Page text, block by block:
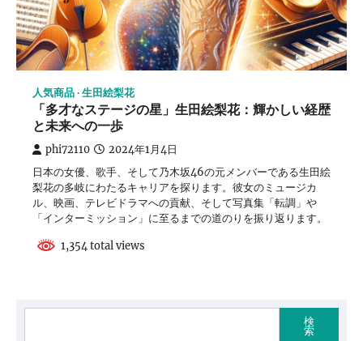
人気商品 生田絵梨花
「多才なステージの星」生田絵梨花：輝かしい経歴
と未来への一歩
phi72110 2024年1月4日
日本の女優、歌手、そして乃木坂46の元メンバーである生田絵
梨花の多岐にわたるキャリアを探ります。彼女のミュージカ
ル、映画、テレビドラマへの貢献、そして写真集「転調」や
「インターミッション」に至るまでの道のりを振り返ります。
1,354 total views
検
索